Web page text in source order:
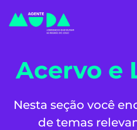
Acervo e
Nesta seção você
de temas